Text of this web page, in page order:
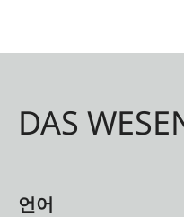
DAS
언어